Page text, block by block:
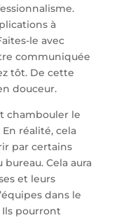
à
le avec
communiquée
tôt. De cette
douceur.
chambouler le
réalité, cela
par certains
Cela aura
et leurs
dans le
pourront